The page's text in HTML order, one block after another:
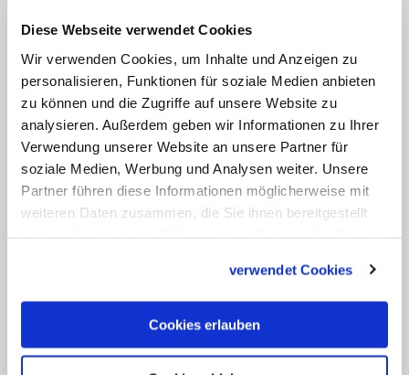
Diese Webseite verwendet Cookies
Wir verwenden Cookies, um Inhalte und Anzeigen zu
personalisieren, Funktionen für soziale Medien anbieten
zu können und die Zugriffe auf unsere Website zu
analysieren. Außerdem geben wir Informationen zu Ihrer
Verwendung unserer Website an unsere Partner für
soziale Medien, Werbung und Analysen weiter. Unsere
Partner führen diese Informationen möglicherweise mit
weiteren Daten zusammen, die Sie ihnen bereitgestellt
verwendet Cookies
Cookies erlauben
200.000 Einwohnern sei Basel eine der
kleinsten Städte, die je ein Taize-
Jugendtreffen beherbergt hätten.
Lukas Kundert, Pfarrer am Basler
Münster und Ratspräsident der
evangelisch-reformierten Kirche in Basel,
betonte bei der Pressekonferenz: "Wir
Gemeinschaft unsere Einladung
angenommen hat." Basel habe eine
lange Geschichte der religiösen Toleranz.
Es sei etwas Besonderes, hier 500 Jahre